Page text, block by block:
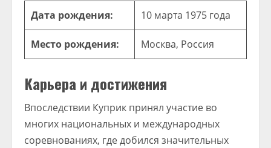
Дата рождения: 10 марта 1975 года
Место рождения: Москва, Россия
Карьера и достижения
Впоследствии Куприк принял участие во
многих национальных и международных
соревнованиях, где добился значительных